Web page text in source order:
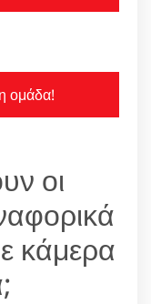
ομάδα!
οι
κάμερα